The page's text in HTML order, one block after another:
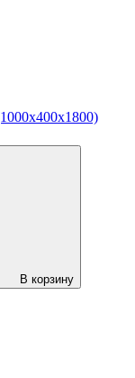
В корзину